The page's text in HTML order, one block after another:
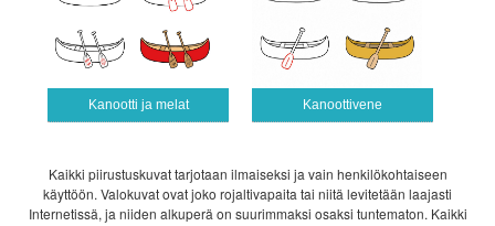
Kanootti ja melat Kanoottivene
Kaikki piirustuskuvat tarjotaan ilmaiseksi ja vain henkilökohtaiseen
käyttöön. Valokuvat ovat joko rojaltivapaita tai niitä levitetään laajasti
Internetissä, ja niiden alkuperä on suurimmaksi osaksi tuntematon. Kaikki